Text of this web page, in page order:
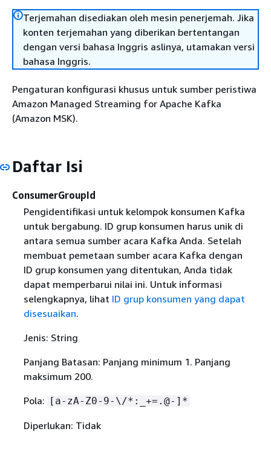
Terjemahan disediakan oleh mesin penerjemah. Jika
konten terjemahan yang diberikan bertentangan
dengan versi bahasa Inggris aslinya, utamakan versi
bahasa Inggris.
Pengaturan konfigurasi khusus untuk sumber peristiwa
Amazon Managed Streaming for Apache Kafka
(Amazon MSK).
Daftar Isi
ConsumerGroupId
Pengidentifikasi untuk kelompok konsumen Kafka
untuk bergabung. ID grup konsumen harus unik di
antara semua sumber acara Kafka Anda. Setelah
membuat pemetaan sumber acara Kafka dengan
ID grup konsumen yang ditentukan, Anda tidak
dapat memperbarui nilai ini. Untuk informasi
selengkapnya, lihat ID grup konsumen yang dapat
disesuaikan.
Jenis: String
Panjang Batasan: Panjang minimum 1. Panjang
maksimum 200.
Pola: [a-zA-Z0-9-\/*:_+=.@-]*
Diperlukan: Tidak